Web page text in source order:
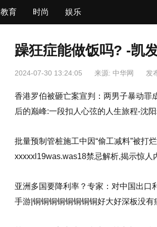
教育 时尚 娱乐
躁狂症能做饭吗? -凯
2024-07-30 13:24:05 来源: 中华网 发
香港罗伯被砸亡案宣判：两男子暴动罪
后的巅峰:一段扣人心弦的人生旅程-沈
批量预制管桩施工中因“偷工减料”被打
xxxxxl19was.was18禁忌解析,揭示惊人
亚洲多国要降利率？专家：对中国出口
手游|铜铜铜铜铜铜铜铜好大好深板没有